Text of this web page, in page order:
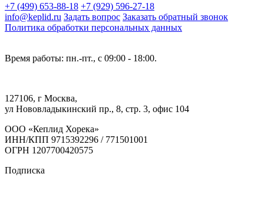
+7 (499) 653-88-18 +7 (929) 596-27-18
info@keplid.ru Задать вопрос Заказать обратный звонок
Политика обработки персональных данных
Время работы: пн.-пт., с 09:00 - 18:00.
127106, г Москва,
ул Нововладыкинский пр., 8, стр. 3, офис 104
ООО «Кеплид Хорека»
ИНН/КПП 9715392296 / 771501001
ОГРН 1207700420575
Подписка